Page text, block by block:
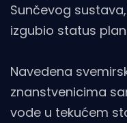
Sunčevog
izgubio status
Navedena
znanstvenicima
vode u tekućem